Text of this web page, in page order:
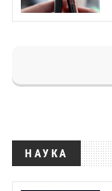
НАУКА